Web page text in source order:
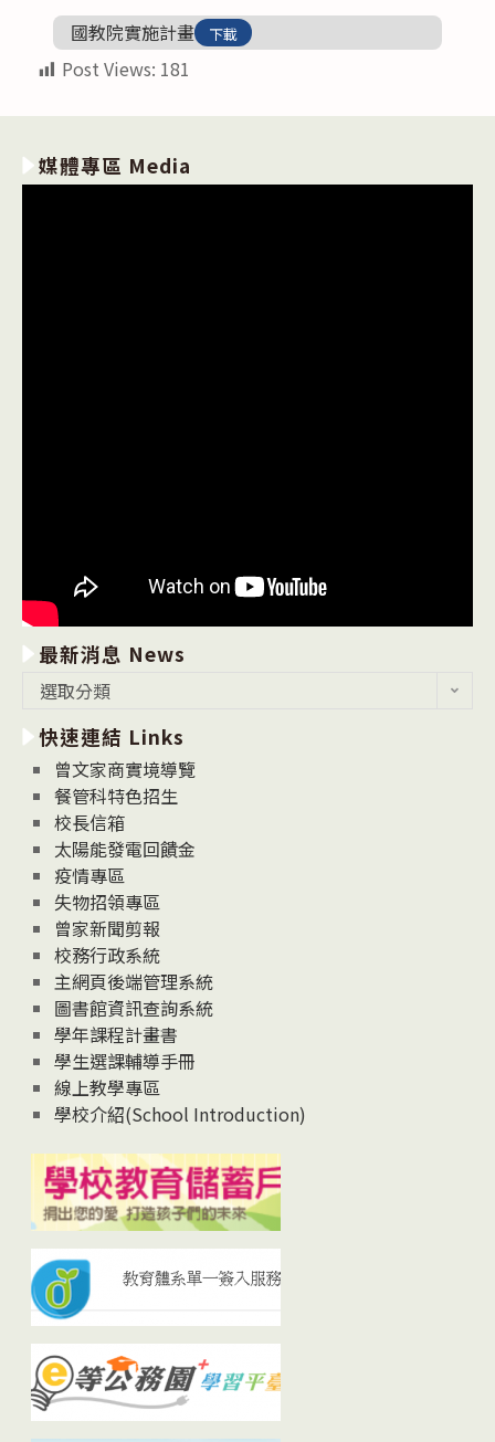
國教院實施計畫
下載
Post Views: 181
媒體專區 Media
最新消息 News
消
息
News
選取分類
快速連結 Links
曾文家商實境導覽
餐管科特色招生
校長信箱
太陽能發電回饋金
疫情專區
失物招領專區
曾家新聞剪報
校務行政系統
主網頁後端管理系統
圖書館資訊查詢系統
學年課程計畫書
學生選課輔導手冊
線上教學專區
學校介紹(School Introduction)